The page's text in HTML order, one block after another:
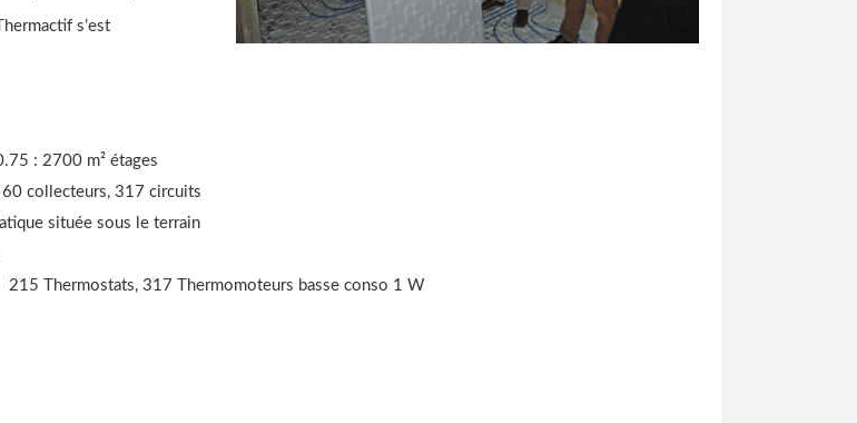
s’est
: 2700 m² étages
collecteurs, 317 circuits
située sous le terrain
215 Thermostats, 317 Thermomoteurs basse conso 1 W